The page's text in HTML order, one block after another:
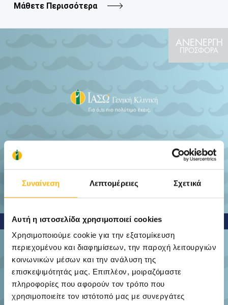
Συναίνεση Λεπτομέρειες Σχετικά
Αυτή η ιστοσελίδα χρησιμοποιεί cookies
Χρησιμοποιούμε cookie για την εξατομίκευση
περιεχομένου και διαφημίσεων, την παροχή λειτουργιών
κοινωνικών μέσων και την ανάλυση της
επισκεψιμότητάς μας. Επιπλέον, μοιραζόμαστε
πληροφορίες που αφορούν τον τρόπο που
χρησιμοποιείτε τον ιστότοπό μας με συνεργάτες
Μάθετε Περισσότερα
ΑΝΕΝΕΡΓΗ
ΠΡΟΣΦΟΡΑ